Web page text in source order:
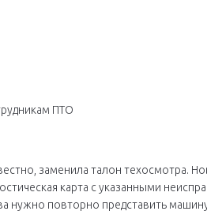
ПТО
заменила талон техосмотра.
карта с указанными
нужно повторно представить